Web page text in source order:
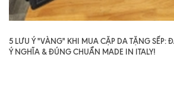
5 LƯU Ý "VÀNG" KHI MUA CẶP DA TẶNG SẾP:
Ý NGHĨA & ĐÚNG CHUẨN MADE IN ITALY!